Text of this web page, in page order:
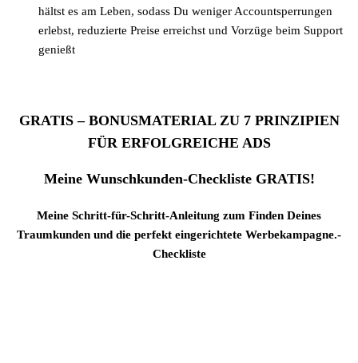
hältst es am Leben, sodass Du weniger Accountsperrungen
erlebst, reduzierte Preise erreichst und Vorzüge beim Support
genießt
GRATIS – BONUSMATERIAL ZU 7 PRINZIPIEN
FÜR ERFOLGREICHE ADS
Meine Wunschkunden-Checkliste GRATIS!
Meine Schritt-für-Schritt-Anleitung zum Finden Deines
Traumkunden und die perfekt eingerichtete Werbekampagne.-
Checkliste